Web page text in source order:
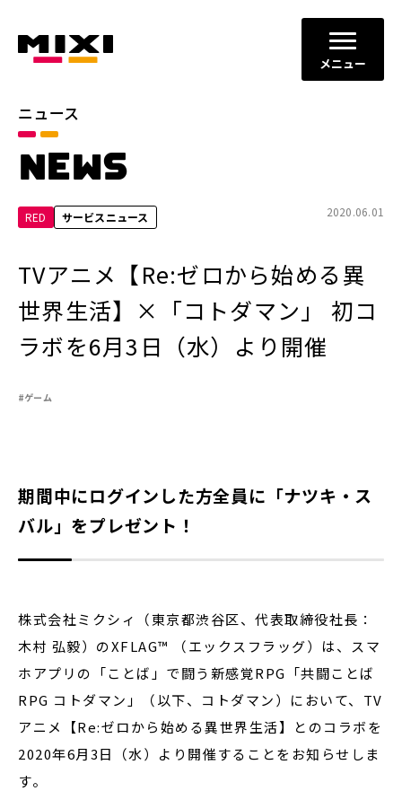
メニュー
ニュース
NEWS
RED サービスニュース 2020.06.01
TVアニメ【Re:ゼロから始める異
世界生活】×「コトダマン」 初コ
ラボを6月3日（水）より開催
#ゲーム
期間中にログインした方全員に「ナツキ・ス
バル」をプレゼント！
株式会社ミクシィ（東京都渋谷区、代表取締役社長：
木村 弘毅）のXFLAG™ （エックスフラッグ）は、スマ
ホアプリの「ことば」で闘う新感覚RPG「共闘ことば
RPG コトダマン」（以下、コトダマン）において、TV
アニメ【Re:ゼロから始める異世界生活】とのコラボを
2020年6月3日（水）より開催することをお知らせしま
す。
カテゴリ
お知らせ
2026年 2025年